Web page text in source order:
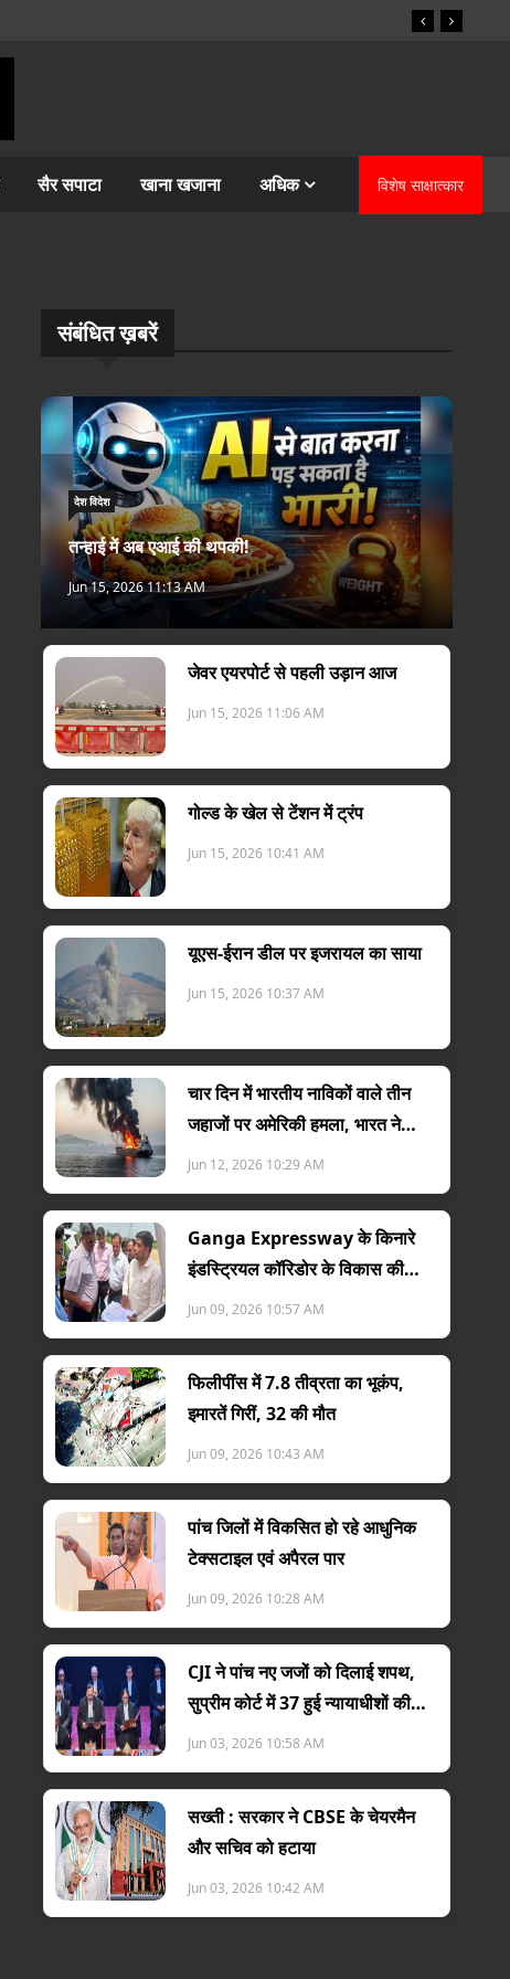
सैर सपाटा खाना खजाना अधिक विशेष साक्षात्कार
संबंधि‍त ख़बरें
देश विदेश
तन्हाई में अब एआई की थपकी!
Jun 15, 2026 11:13 AM
जेवर एयरपोर्ट से पहली उड़ान आज
Jun 15, 2026 11:06 AM
गोल्ड के खेल से टेंशन में ट्रंप
Jun 15, 2026 10:41 AM
यूएस-ईरान डील पर इजरायल का साया
Jun 15, 2026 10:37 AM
चार दिन में भारतीय नाविकों वाले तीन
जहाजों पर अमेरिकी हमला, भारत ने
जताया विरोध
Jun 12, 2026 10:29 AM
Ganga Expressway के किनारे
इंडस्ट्रियल कॉरिडोर के विकास की
तैयारी तेज
Jun 09, 2026 10:57 AM
फिलीपींस में 7.8 तीव्रता का भूकंप,
इमारतें गिरीं, 32 की मौत
Jun 09, 2026 10:43 AM
पांच जिलों में विकसित हो रहे आधुनिक
टेक्सटाइल एवं अपैरल पार
Jun 09, 2026 10:28 AM
CJI ने पांच नए जजों को दिलाई शपथ,
सुप्रीम कोर्ट में 37 हुई न्यायाधीशों की
संख्या
Jun 03, 2026 10:58 AM
सख्ती : सरकार ने CBSE के चेयरमैन
और सचिव को हटाया
Jun 03, 2026 10:42 AM